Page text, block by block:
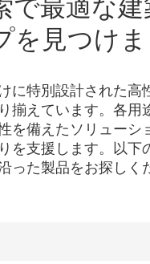
で最適な建
を見つけま
に特別設計された高
揃えています。各用
を備えたソリューシ
を支援します。以下
った製品をお探しく